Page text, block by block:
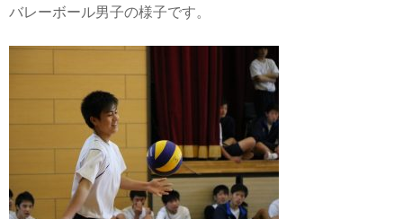
バレーボール男子の様子です。